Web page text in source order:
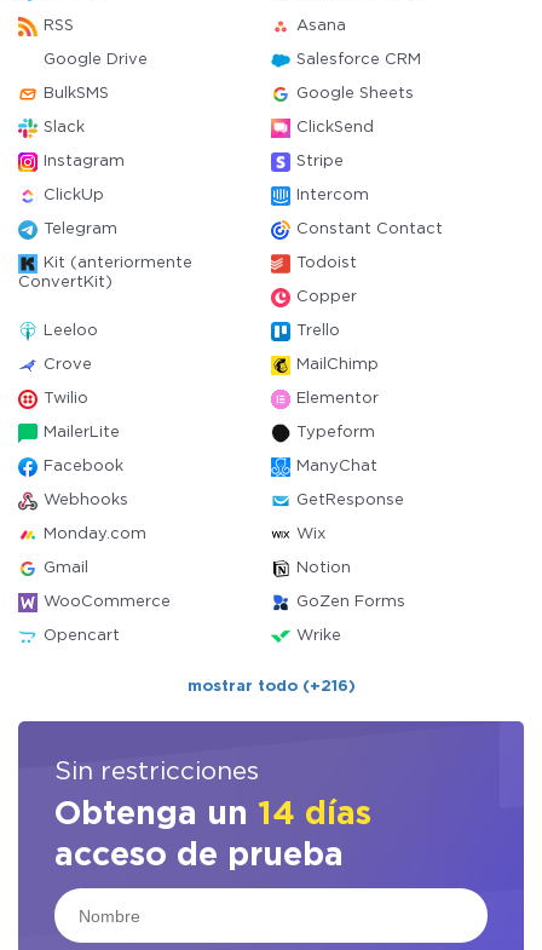
RSS Asana
Google Drive Salesforce CRM
BulkSMS Google Sheets
Slack ClickSend
Instagram Stripe
ClickUp Intercom
Telegram Constant Contact
Kit (anteriormente
ConvertKit)
Todoist
Copper
Leeloo Trello
Crove MailChimp
Twilio Elementor
MailerLite Typeform
Facebook ManyChat
Webhooks GetResponse
Monday.com Wix
Gmail Notion
WooCommerce GoZen Forms
Opencart Wrike
mostrar todo (+216)
Sin restricciones
Obtenga un 14 días
acceso de prueba